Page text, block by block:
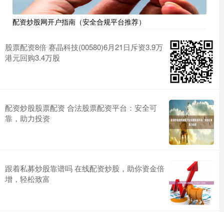
配资炒股网开户指南（安全合规平台推荐）
股票配资8倍 赛晶科技(00580)6月21日斥资3.9万
港元回购3.4万股
配资炒股股票配资 合法股票配资平台：安全可
靠，助力投资
跟着私募炒股靠谱吗 在线配资炒股，助你资金倍
增，轻松致富